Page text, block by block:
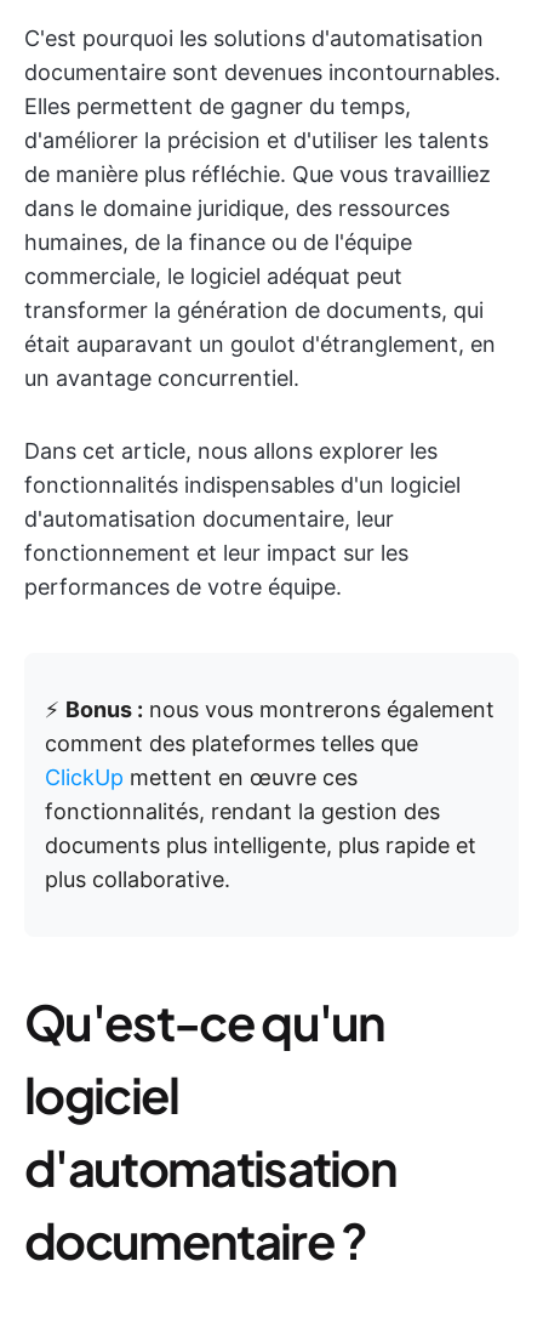
C'est pourquoi les solutions d'automatisation
documentaire sont devenues incontournables.
Elles permettent de gagner du temps,
d'améliorer la précision et d'utiliser les talents
de manière plus réfléchie. Que vous travailliez
dans le domaine juridique, des ressources
humaines, de la finance ou de l'équipe
commerciale, le logiciel adéquat peut
transformer la génération de documents, qui
était auparavant un goulot d'étranglement, en
un avantage concurrentiel.
Dans cet article, nous allons explorer les
fonctionnalités indispensables d'un logiciel
d'automatisation documentaire, leur
fonctionnement et leur impact sur les
performances de votre équipe.
⚡️ Bonus : nous vous montrerons également
comment des plateformes telles que
ClickUp mettent en œuvre ces
fonctionnalités, rendant la gestion des
documents plus intelligente, plus rapide et
plus collaborative.
Qu'est-ce qu'un
logiciel
d'automatisation
documentaire ?